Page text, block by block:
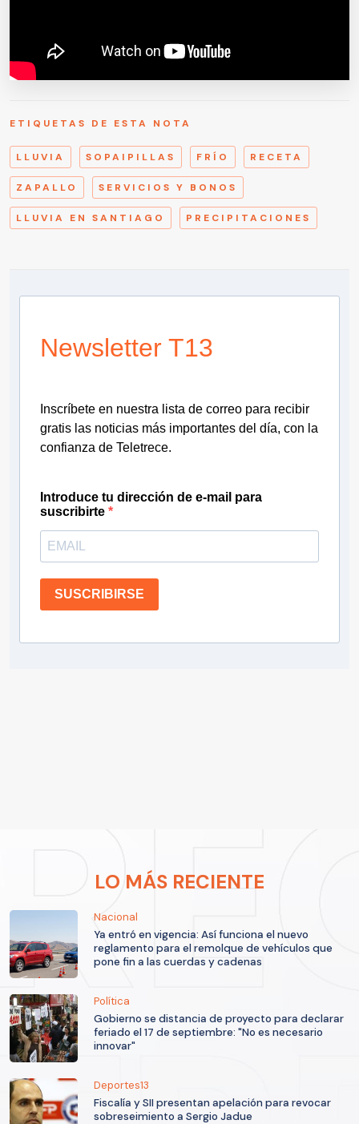
ETIQUETAS DE ESTA NOTA
LLUVIA SOPAIPILLAS FRÍO RECETA
ZAPALLO SERVICIOS Y BONOS
LLUVIA EN SANTIAGO PRECIPITACIONES
Newsletter T13
Inscríbete en nuestra lista de correo para recibir
gratis las noticias más importantes del día, con la
confianza de Teletrece.
Introduce tu dirección de e-mail para
suscribirte
SUSCRIBIRSE
LO MÁS RECIENTE
Nacional
Ya entró en vigencia: Así funciona el nuevo
reglamento para el remolque de vehículos que
pone fin a las cuerdas y cadenas
Política
Gobierno se distancia de proyecto para declarar
feriado el 17 de septiembre: "No es necesario
innovar"
Deportes13
Fiscalía y SII presentan apelación para revocar
sobreseimiento a Sergio Jadue